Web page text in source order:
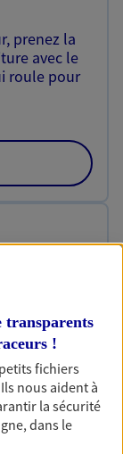
prenez la
avec le
roule pour
en
Vie
transparents
!
fichiers
nous aident à
la sécurité
dans le